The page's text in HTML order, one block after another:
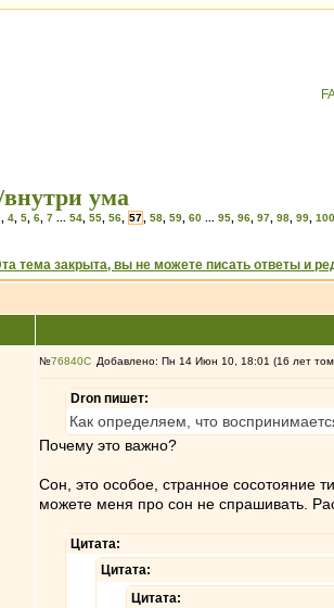
ума
4 5 6 7 54 55 56 57 58 59 60 95 96 97 98 99 100
№76840 Добавлено: Пн 14 Июн 10, 18:01 (16 лет
Dron пишет:
Как определяем, что
Почему это важно?
Сон, это особое, странное сосотояние
можете меня про сон не спрашивать.
Цитата:
Цитата:
Цитата: